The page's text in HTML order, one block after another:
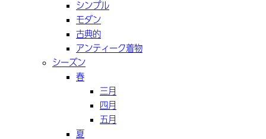
シンプル
モダン
古典的
アンティーク着物
シーズン
春
三月
四月
五月
夏